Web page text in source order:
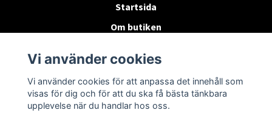
Startsida
Om butiken
Byten & Returer
Kontakta oss
Vi använder cookies
Vi använder cookies för att anpassa det innehåll som
visas för dig och för att du ska få bästa tänkbara
upplevelse när du handlar hos oss.